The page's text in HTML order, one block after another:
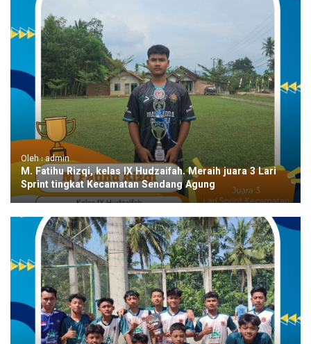
Oleh : admin
M. Fatihu Rizqi, kelas IX Hudzaifah. Meraih juara 3 Lari
Sprint tingkat Kecamatan Sendang Agung